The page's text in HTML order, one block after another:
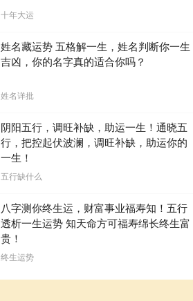
十年大运
姓名藏运势 五格解一生，姓名判断你一生
吉凶，你的名字真的适合你吗？
姓名详批
阴阳五行，调旺补缺，助运一生！通晓五
行，把控起伏波澜，调旺补缺，助运你的
一生！
五行缺什么
八字测你终生运，财富事业福寿知！五行
透析一生运势 知天命方可福寿绵长终生富
贵！
终生运势